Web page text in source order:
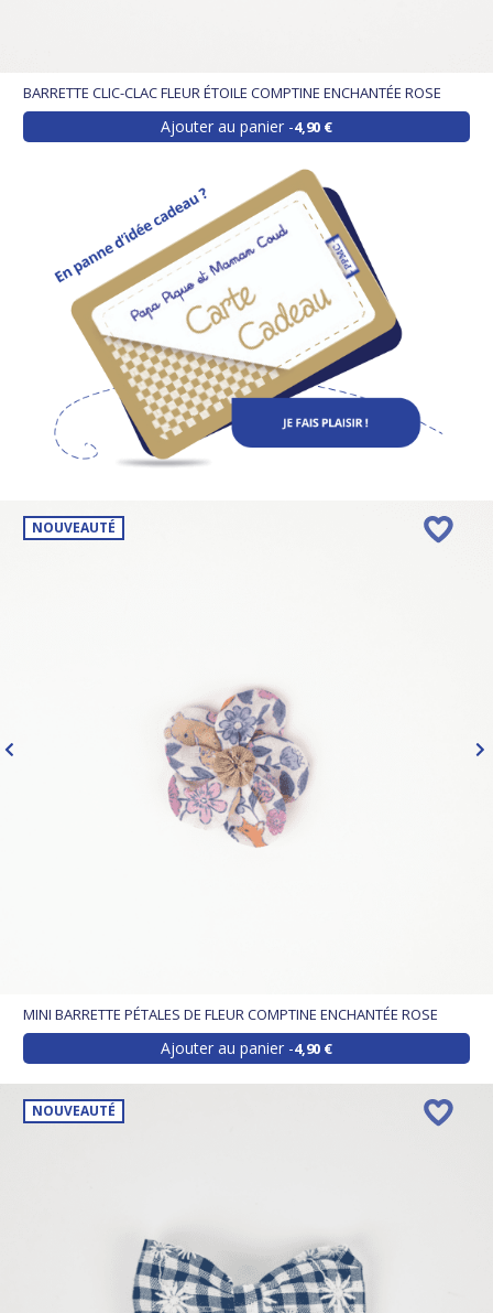
BARRETTE CLIC-CLAC FLEUR ÉTOILE COMPTINE ENCHANTÉE ROSE
Ajouter au panier 4,90 €
NOUVEAUTÉ
MINI BARRETTE PÉTALES DE FLEUR COMPTINE ENCHANTÉE ROSE
Ajouter au panier 4,90 €
NOUVEAUTÉ